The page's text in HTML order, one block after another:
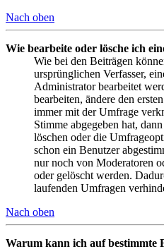
Nach oben
Wie bearbeite oder lösche ich
Wie bei den Beiträgen
ursprünglichen Verfasser,
Administrator bearbeitet
bearbeiten, ändere den
immer mit der Umfrage
Stimme abgegeben hat,
löschen oder die
schon ein Benutzer
nur noch von Moderatoren
oder gelöscht werden.
laufenden Umfragen
Nach oben
Warum kann ich auf bestimmte